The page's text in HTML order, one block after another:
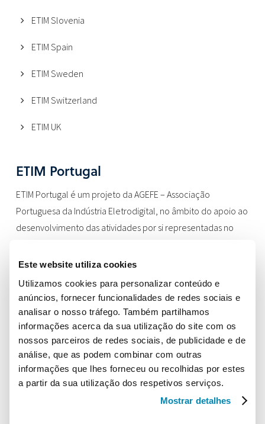
Este website utiliza cookies
Utilizamos cookies para personalizar conteúdo e
anúncios, fornecer funcionalidades de redes sociais e
analisar o nosso tráfego. Também partilhamos
informações acerca da sua utilização do site com os
nossos parceiros de redes sociais, de publicidade e de
análise, que as podem combinar com outras
informações que lhes forneceu ou recolhidas por estes
a partir da sua utilização dos respetivos serviços.
Mostrar detalhes
ETIM Slovenia
ETIM Spain
ETIM Sweden
ETIM Switzerland
ETIM UK
ETIM Portugal
ETIM Portugal é um projeto da AGEFE – Associação
Portuguesa da Indústria Eletrodigital, no âmbito do apoio ao
desenvolvimento das atividades por si representadas no
AGEFE – Associação Portuguesa da Indústria Eletrodigital
Campo Grande, 28, 10C
1700-093 Lisboa
Contactos
Telefone:+351 210 182 127
Email:info@etimportugal.pt